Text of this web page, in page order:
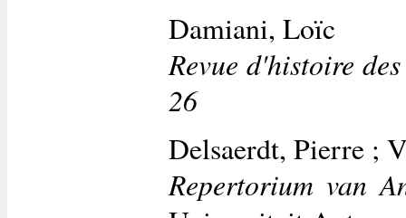
Damiani, Loïc
Revue d'histoire
26
Delsaerdt, Pierre ;
Repertorium van